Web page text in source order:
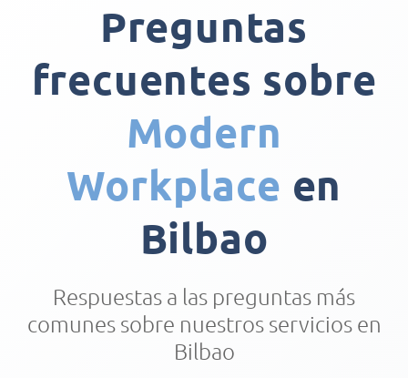
Preguntas
frecuentes sobre
Modern
Workplace en
Bilbao
Respuestas a las preguntas más
comunes sobre nuestros servicios en
Bilbao